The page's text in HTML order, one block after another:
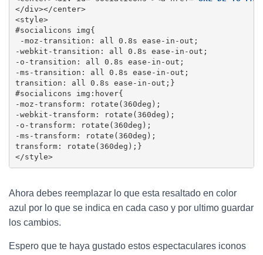
</div></center>
<style>
#socialicons img{
-moz-transition: all 0.8s ease-in-out;
-webkit-transition: all 0.8s ease-in-out;
-o-transition: all 0.8s ease-in-out;
-ms-transition: all 0.8s ease-in-out;
transition: all 0.8s ease-in-out;}
#socialicons img:hover{
-moz-transform: rotate(360deg);
-webkit-transform: rotate(360deg);
-o-transform: rotate(360deg);
-ms-transform: rotate(360deg);
transform: rotate(360deg);}
</style>
Ahora debes reemplazar lo que esta resaltado en color
azul por lo que se indica en cada caso y por ultimo guardar
los cambios.
Espero que te haya gustado estos espectaculares iconos